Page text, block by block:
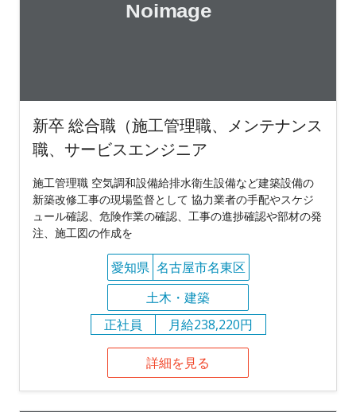
新卒 総合職（施工管理職、メンテナンス
職、サービスエンジニア
施工管理職 空気調和設備給排水衛生設備など建築設備の
新築改修工事の現場監督として 協力業者の手配やスケジ
ュール確認、危険作業の確認、工事の進捗確認や部材の発
注、施工図の作成を
愛知県 名古屋市名東区
土木・建築
正社員
月給238,220円
詳細を見る